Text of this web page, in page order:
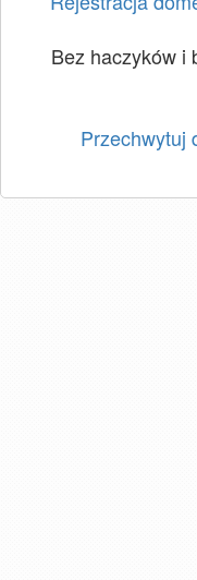
Bez haczyków i
Przechwytuj